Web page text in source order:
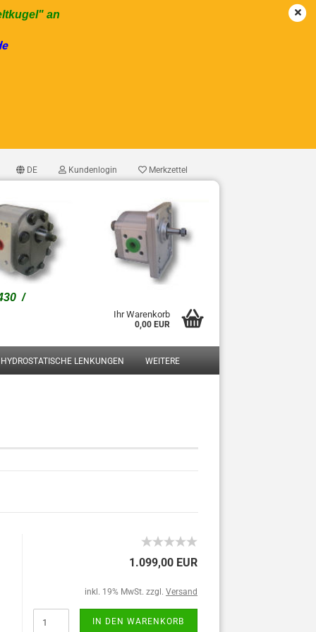
DE Kundenlogin Merkzettel
/
Ihr Warenkorb
0,00 EUR
an
HYDROSTATISCHE LENKUNGEN WEITERE
1.099,00 EUR
inkl. 19% MwSt. zzgl. Versand
IN DEN WARENKORB